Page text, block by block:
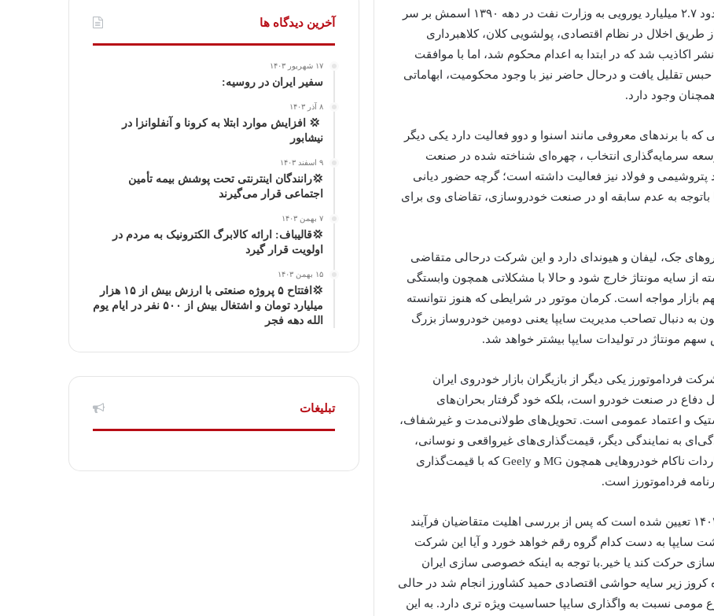
او که به دلیل پرونده‌های مالی کلان، به ویژه بدهی حدود ۲.۷ میلیارد یورویی به وزارت نفت در دهه ۱۳۹۰ اسمش بر سر
طریق اخلال در نظام اقتصادی، پولشویی کلان، کلاهبرداری
اکاذیب شد که در ابتدا به اعدام محکوم شد، اما با موافقت
قضاییه و رهبر انقلاب، حکمش به ۲۰ سال حبس تقلیل یافت و درحال حاضر نیز با وجود محکومیت، ابهاماتی
وجود دارد.
که با برند‌های معروفی مانند اسنوا و دوو فعالیت دارد یکی دیگر
سرمایه‌گذاری انتخاب ، چهره‌ای شناخته شده در صنعت
و فولاد نیز فعالیت‌ داشته است؛ گرچه حضور دیانی
به عدم سابقه او در صنعت خودروسازی، تقاضای وی برای
جک، لیفان و هیوندای دارد و این شرکت درحالی متقاضی
سایه مونتاژ خارج شود و حالا با مشکلاتی همچون وابستگی
مواجه است. کرمان موتور در شرایطی که هنوز نتوانسته
به دنبال تصاحب مدیریت سایپا یعنی دومین خودروساز بزرگ
مونتاژ در تولیدات سایپا بیشتر خواهد شد.
فرداموتورز یکی دیگر از بازیگران بازار خودروی ایران
دفاع در صنعت خودرو است، بلکه خود گرفتار بحران‌های
و اعتماد عمومی است. تحویل‌های طولانی‌مدت و غیرشفاف،
به نمایندگی دیگر، قیمت‌گذاری‌های غیرواقعی و نوسانی،
نبود قطعات یدکی و خدمات پس از فروش ضعیف، واردات ناکام خودرو‌هایی همچون MG و Geely که با قیمت‌گذاری
فرداموتورز است.
مهلت ارائه درخوادست خرید سایپا تا ۲۴ اردیبهشت ۱۴۰۴ تعیین شده است که پس از بررسی اهلیت متقاضیان فرآیند
سایپا به دست کدام گروه رقم خواهد خورد و آیا این شرکت
حرکت کند یا خیر.با توجه به اینکه خصوصی سازی ایران
زیر سایه حواشی اقتصادی حمید کشاورز انجام شد در حالی
مومی نسبت به واگذاری سایپا حساسیت ویژه تری دارد. به این
س
ت
ا
ا
ک
ا
آخرین دیدگاه ها
۱۷ شهریور ۱۴۰۳
سفیر ایران در روسیه:
۸ آذر ۱۴۰۳
‍ 💢 افزایش موارد ابتلا به کرونا و آنفلوانزا در
نیشابور
۹ اسفند ۱۴۰۳
💢رانندگان اینترنتی تحت پوشش بیمه تأمین
اجتماعی قرار می‌گیرند
۷ بهمن ۱۴۰۳
💢قالیباف: ارائه کالابرگ الکترونیک به مردم در
اولویت قرار گیرد
۱۵ بهمن ۱۴۰۳
💢افتتاح ۵ پروژه صنعتی با ارزش بیش از ۱۵ هزار
میلیارد تومان و اشتغال بیش از ۵۰۰ نفر در ایام یوم
الله دهه فجر
تبلیغات